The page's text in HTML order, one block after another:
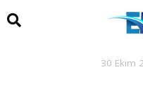
30 Ekim